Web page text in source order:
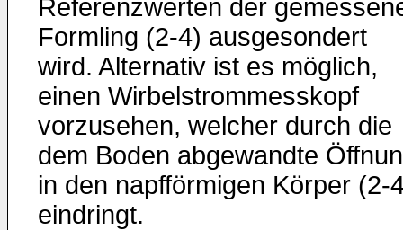
Referenzwerten der
Formling (2-4) ausgesondert
wird. Alternativ ist es möglich,
einen Wirbelstrommesskopf
vorzusehen, welcher durch die
dem Boden abgewandte
in den napfförmigen Körper (2-
eindringt.